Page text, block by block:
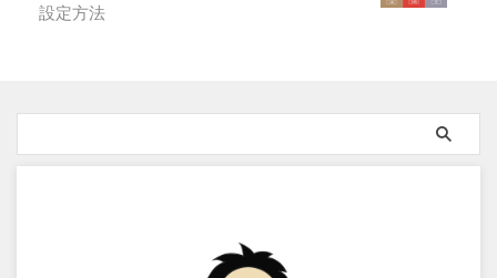
設定方法